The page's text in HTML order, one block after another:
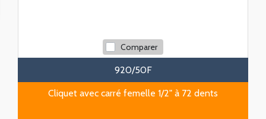
Comparer
920/50F
Cliquet avec carré femelle 1/2" à 72 dents